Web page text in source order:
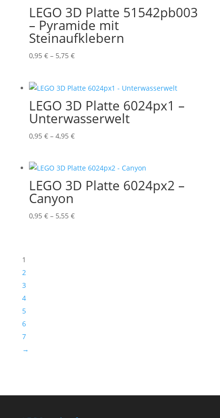
LEGO 3D Platte 51542pb003
– Pyramide mit
Steinaufklebern
0,95 € – 5,75 €Preisspanne:
5,75 €
LEGO 3D Platte 6024px1 –
Unterwasserwelt
0,95 € – 4,95 €Preisspanne:
4,95 €
LEGO 3D Platte 6024px2 –
Canyon
0,95 € – 5,55 €Preisspanne:
1
2
3
4
5
6
7
→